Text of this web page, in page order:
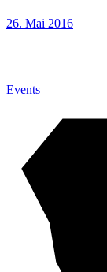
26. Mai 2016
Events